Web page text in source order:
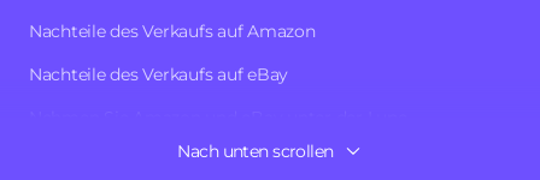
Nachteile des Verkaufs auf Amazon
Nachteile des Verkaufs auf eBay
Nach unten scrollen
Im Jahr 2020 machte Amazon einen Nettogewinn von
eBayder perfekte Marktplatz für Sie, wenn